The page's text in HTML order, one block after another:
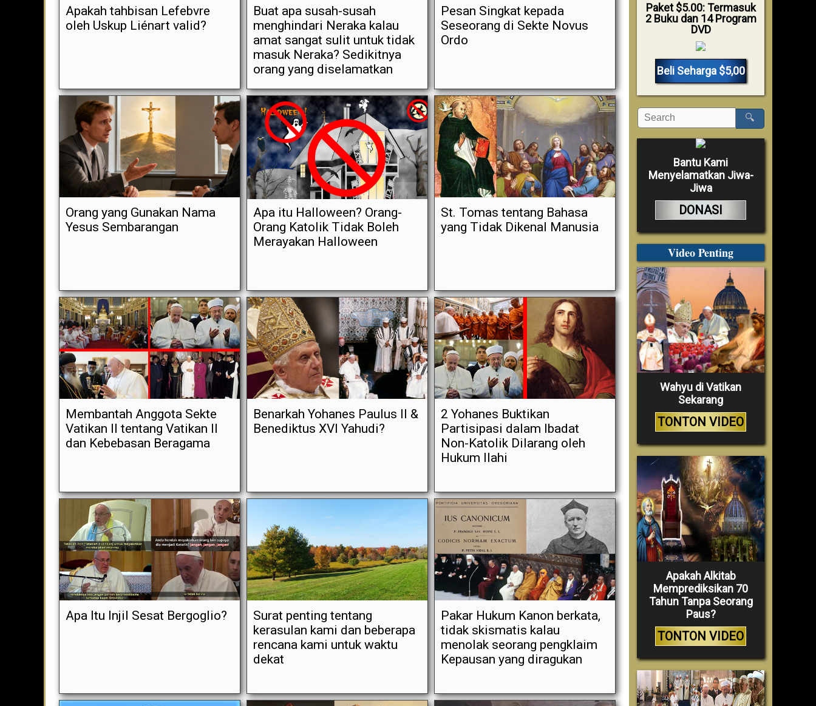
Apakah tahbisan Lefebvre
oleh Uskup Liénart valid?
Buat apa susah-susah
menghindari Neraka kalau
amat sangat sulit untuk tidak
masuk Neraka? Sedikitnya
orang yang diselamatkan
Pesan Singkat kepada
Seseorang di Sekte Novus
Ordo
Orang yang Gunakan Nama
Yesus Sembarangan
Apa itu Halloween? Orang-
Orang Katolik Tidak Boleh
Merayakan Halloween
St. Tomas tentang Bahasa
yang Tidak Dikenal Manusia
Membantah Anggota Sekte
Vatikan II tentang Vatikan II
dan Kebebasan Beragama
Benarkah Yohanes Paulus II &
Benediktus XVI Yahudi?
2 Yohanes Buktikan
Partisipasi dalam Ibadat
Non-Katolik Dilarang oleh
Hukum Ilahi
Apa Itu Injil Sesat Bergoglio?
Surat penting tentang
kerasulan kami dan beberapa
rencana kami untuk waktu
dekat
Pakar Hukum Kanon berkata,
tidak skismatis kalau
menolak seorang pengklaim
Kepausan yang diragukan
Paket $5.00: Termasuk
2 Buku dan 14 Program
DVD
Beli Seharga $5,00
🔍
Bantu Kami
Menyelamatkan Jiwa-
Jiwa
DONASI
Video Penting
Wahyu di Vatikan
Sekarang
TONTON VIDEO
Apakah Alkitab
Memprediksikan 70
Tahun Tanpa Seorang
Paus?
TONTON VIDEO